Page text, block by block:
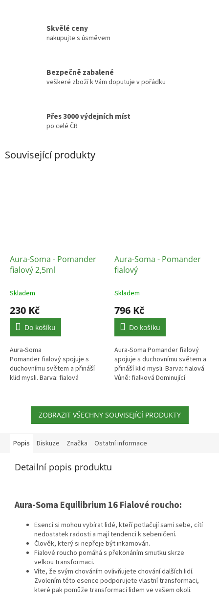
Skvělé ceny
nakupujte s úsměvem
Bezpečně zabalené
veškeré zboží k Vám doputuje v pořádku
Přes 3000 výdejních míst
po celé ČR
Související produkty
Aura-Soma - Pomander
fialový 2,5ml
Skladem
230 Kč
Do košíku
Aura-Soma
Pomander fialový spojuje s
duchovnímu světem a přináší
klid mysli. Barva: fialová
Aura-Soma - Pomander
fialový
Skladem
796 Kč
Do košíku
Aura-Soma Pomander fialový
spojuje s duchovnímu světem a
přináší klid mysli. Barva: fialová
Vůně: fialková Dominující
ZOBRAZIT VŠECHNY SOUVISEJÍCÍ PRODUKTY
Popis Diskuze Značka Ostatní informace
Detailní popis produktu
Aura-Soma Equilibrium 16 Fialové roucho:
Esenci si mohou vybírat lidé, kteří potlačují sami sebe, cítí
nedostatek radosti a mají tendenci k sebeničení.
Člověk, který si nepřeje být inkarnován.
Fialové roucho pomáhá s překonáním smutku skrze
velkou transformaci.
Víte, že svým chováním ovlivňujete chování dalších lidí.
Zvolením této esence podporujete vlastní transformaci,
které pak pomůže transformaci lidem ve vašem okolí.